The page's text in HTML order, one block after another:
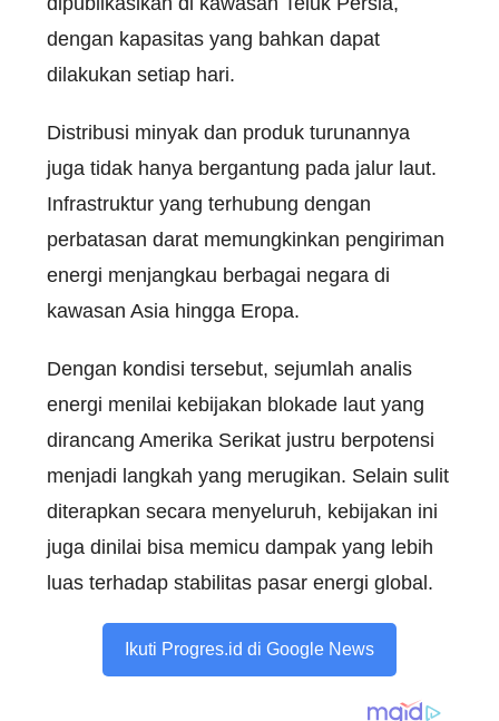
dengan kapasitas yang bahkan dapat
dilakukan setiap hari.
Distribusi minyak dan produk turunannya
juga tidak hanya bergantung pada jalur laut.
Infrastruktur yang terhubung dengan
perbatasan darat memungkinkan pengiriman
energi menjangkau berbagai negara di
kawasan Asia hingga Eropa.
Dengan kondisi tersebut, sejumlah analis
energi menilai kebijakan blokade laut yang
dirancang Amerika Serikat justru berpotensi
menjadi langkah yang merugikan. Selain sulit
diterapkan secara menyeluruh, kebijakan ini
juga dinilai bisa memicu dampak yang lebih
luas terhadap stabilitas pasar energi global.
Ikuti Progres.id di Google News